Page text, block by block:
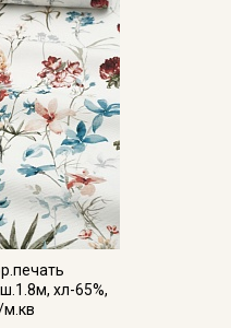
хл-65%,
м.кв